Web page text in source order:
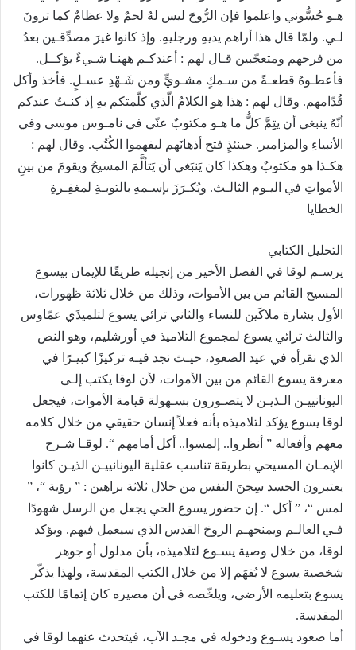
هـو جُسُّوني واعلموا فإن الرُّوحَ ليس لهُ لحمٌ ولا عظامٌ كما ترونَ
لـي. ولمّا قال هذا أراهم يديهِ ورجليهِ. وإذ كانوا غيرَ مصدِّقـين بعدُ
من فرحهم ومتعجّبين قـال لهم : أعندكـم ههنـا شـيءٌ يؤكــل.
فأعطـوهُ قطعـةً من سـمكٍ مشـويٍّ ومن شَـهْدِ عسـلٍ. فأخذ وأكل
قُدّامهم. وقال لهم : هذا هو الكلامُ الّذي كلّمتكم بهِ إذ كنـتُ عندكم
أنّهُ ينبغي أن يتِِمَّ كلُّ ما هـو مكتوبٌ عنّي في نامـوس موسى وفي
الأنبياءِ والمزامير. حينئذٍ فتح أذهانَهم ليفهموا الكُتُب. وقال لهم :
هكـذا هو مكتوبٌ وهكذا كان يَنبَغي أن يَتألَّمَ المسيحُ ويقومَ من بينِ
الأمواتِ في اليـوم الثالـث. ويُكـرَزَ بإسـمهِ بالتوبـةِ لمغفِـرةِ
الخطايا
التحليل الكتابي
يرسـم لوقا في الفصل الأخير من إنجيله طريقًا للإيمان بيسوع
المسيح القائم من بين الأموات، وذلك من خلال ثلاثة ظهورات،
الأول بشارة ملاكَين للنساء والثاني ترائي يسوع لتلميذَي عمّاوس
والثالث ترائي يسوع لمجموع التلاميذ في أورشليم، وهو النص
الذي نقرأه في عيد الصعود، حيـث نجد فيـه تركيزًا كبيـرًا في
معرفة يسوع القائم من بين الأموات، لأن لوقا يكتب إلـى
اليونانييـن الـذيـن لا يتصـورون بسـهولة قيامة الأموات، فيجعل
لوقا يسوع يؤكد لتلاميذه بأنه فعلاً إنسان حقيقي من خلال كلامه
معهم وأفعاله ” أنظروا.. إلمسوا.. أكل أمامهم “. لوقـا شـرح
الإيمـان المسيحي بطريقة تناسب عقلية اليونانييـن الذيـن كانوا
يعتبرون الجسد سِجنَ النفس من خلال ثلاثة براهين : ” رؤية “، ”
لمس “، ” أكل “. إن حضور يسوع الحي يجعل من الرسل شهودًا
فـي العالـم ويمنحهـم الروحَ القدس الذي سيعمل فيهم. ويؤكد
لوقا، من خلال وصية يسـوع لتلاميذه، بأن مدلول أو جوهر
شخصية يسوع لا يُفهَم إلا من خلال الكتب المقدسة، ولهذا يذكّر
يسوع بتعليمه الأرضي، ويلخّصه في أن مصيره كان إتمامًا للكتب
المقدسة.
أما صعود يسـوع ودخوله في مجـد الآب، فيتحدث عنهما لوقا في